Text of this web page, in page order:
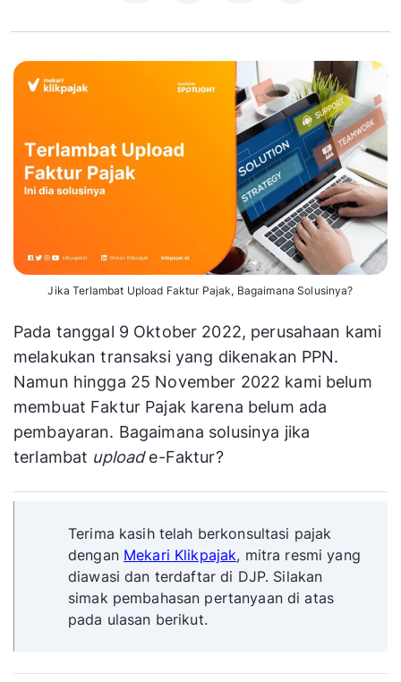
Jika Terlambat Upload Faktur Pajak, Bagaimana Solusinya?
Pada tanggal 9 Oktober 2022, perusahaan kami
melakukan transaksi yang dikenakan PPN.
Namun hingga 25 November 2022 kami belum
membuat Faktur Pajak karena belum ada
pembayaran. Bagaimana solusinya jika
terlambat uploade-Faktur?
Terima kasih telah berkonsultasi pajak
dengan Mekari Klikpajak, mitra resmi yang
diawasi dan terdaftar di DJP. Silakan
simak pembahasan pertanyaan di atas
pada ulasan berikut.